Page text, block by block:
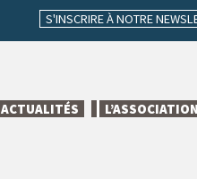
S'INSCRIRE À NOTRE
ACTUALITÉS L’ASSOCIATION